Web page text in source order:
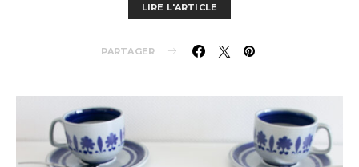
LIRE L'ARTICLE
PARTAGER